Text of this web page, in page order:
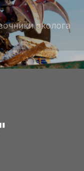
эколога